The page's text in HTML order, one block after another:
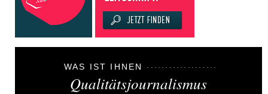
WAS IST IHNEN
Qualitätsjournalismus